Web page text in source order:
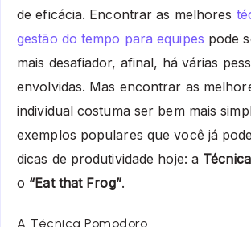
de eficácia. Encontrar as melhores
gestão do tempo para equipes pode
mais desafiador, afinal, há várias
envolvidas. Mas encontrar as
individual costuma ser bem mais
exemplos populares que você já
dicas de produtividade hoje: a
o “Eat that Frog”.
A Técnica Pomodoro